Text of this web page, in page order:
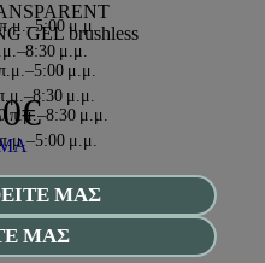
GEL brushless
€
TERRE
INTENSE
μ.μ.
μ.μ.
μ.μ.
μ.μ.
π.μ.–8:30 μ.μ.
μ.μ.
ΜΑΣ
ΜΑΣ